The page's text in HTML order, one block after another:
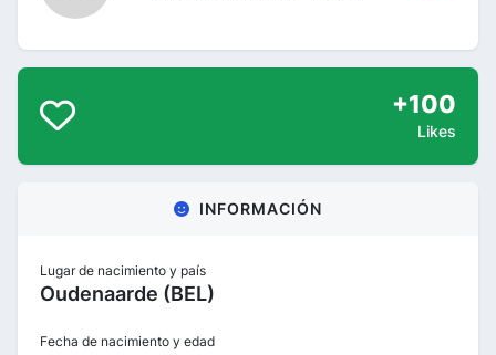
+100
Likes
INFORMACIÓN
Lugar de nacimiento y país
Oudenaarde (BEL)
Fecha de nacimiento y edad